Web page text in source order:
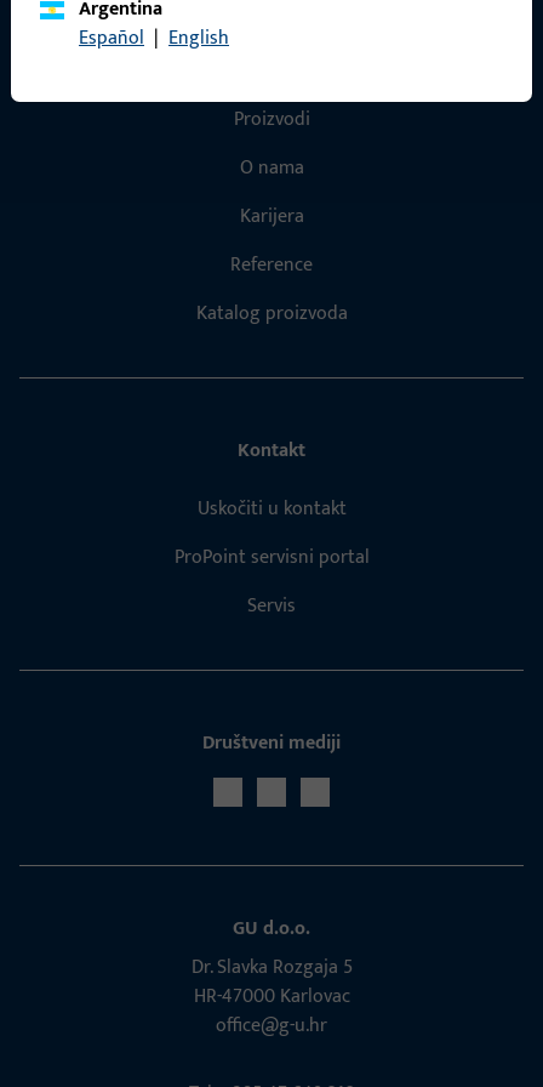
Argentina
Español | English
Proizvodi
O nama
Karijera
Reference
Katalog proizvoda
Kontakt
Uskočiti u kontakt
ProPoint servisni portal
Servis
Društveni mediji
GU d.o.o.
Dr. Slavka Rozgaja 5
HR-47000 Karlovac
office@g-u.hr